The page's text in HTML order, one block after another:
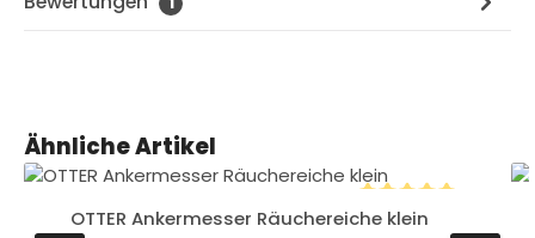
Produktgalerie überspringen
Ähnliche Artikel
Durchschnittliche
OTTER Ankermesser Räuchereiche klein